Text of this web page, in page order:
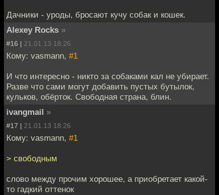
Дачники - уроды, бросают кучу собак и кошек.
Alexey Rocks »
#16 | 21.01.13 18:26
Кому: vasmann, #1
И что интересно - никто за собаками кал не убирает.
Разве что сами могут добавить пустых бутылок,
кульков, обёрток. Свободная страна, блин.
ivangmail »
#17 | 21.01.13 18:26
Кому: vasmann, #1
> свободным
слово между прочим хорошее, а приобретает какой-
то гадкий оттенок